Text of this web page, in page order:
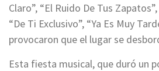
Claro”, “El Ruido De Tus
“De Ti Exclusivo”, “Ya Es Muy
provocaron que el lugar se
Esta fiesta musical, que duró un